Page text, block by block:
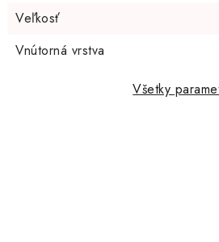
Veľkosť
Vnútorná vrstva
Všetky